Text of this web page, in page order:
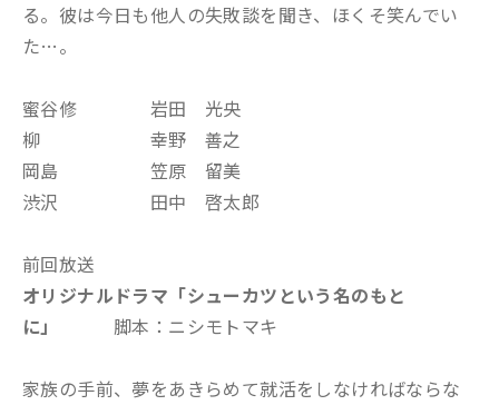
る。彼は今日も他人の失敗談を聞き、ほくそ笑んでい
た…。
蜜谷修 岩田 光央
柳 幸野 善之
岡島 笠原 留美
渋沢 田中 啓太郎
前回放送
オリジナルドラマ「シューカツという名のもと
に」 脚本：ニシモトマキ
家族の手前、夢をあきらめて就活をしなければならな